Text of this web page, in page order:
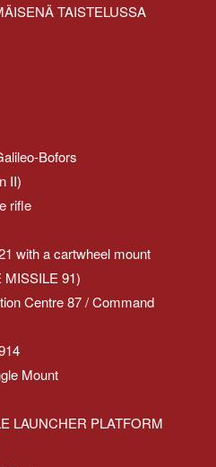
TAISTELUSSA
Bofors
II)
rifle
with a cartwheel mount
91)
Centre 87 / Command
Mount
LAUNCHER PLATFORM